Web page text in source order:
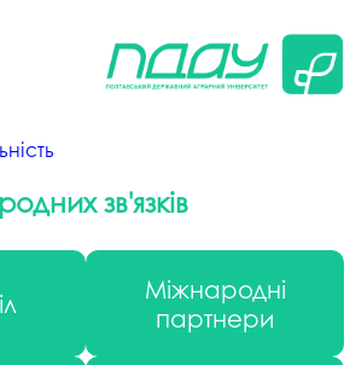
вмісту
зв'язків
Міжнародні
партнери